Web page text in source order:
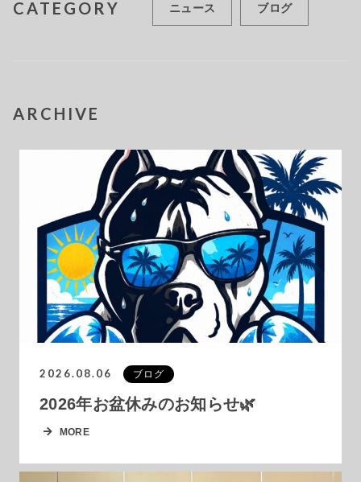
CATEGORY ニュース ブログ
ARCHIVE
2026.08.06 ブログ
2026年お盆休みのお知らせ🌿
MORE